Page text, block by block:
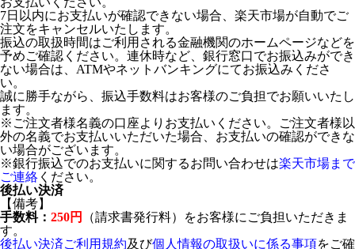
7日以内にお支払いが確認できない場合、楽天市場が自動でご
注文をキャンセルいたします。
振込の取扱時間はご利用される金融機関のホームページなどを
予めご確認ください。連休時など、銀行窓口でお振込みができ
ない場合は、ATMやネットバンキングにてお振込みくださ
い。
誠に勝手ながら、振込手数料はお客様のご負担でお願いいたし
ます。
※ご注文者様名義の口座よりお支払いください。ご注文者様以
外の名義でお支払いいただいた場合、お支払いの確認ができな
い場合がございます。
※銀行振込でのお支払いに関するお問い合わせは楽天市場まで
ご連絡 ください。
後払い決済
【備考】
手数料： 250円
（請求書発行料）をお客様にご負担いただきま
す。
後払い決済ご利用規約及び個人情報の取扱いに係る事項をご確